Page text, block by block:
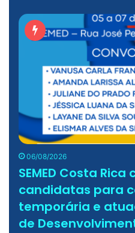
06/08/2026
SEMED Costa Rica
candidatas para
temporária e
de